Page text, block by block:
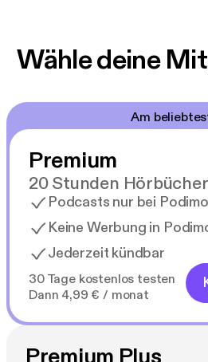
Wähle deine
Am
Premium
20 Stunden Hörbücher
Podcasts nur bei Podimo
Keine Werbung in
Jederzeit kündbar
30 Tage kostenlos testen
Dann 4,99 € / monat